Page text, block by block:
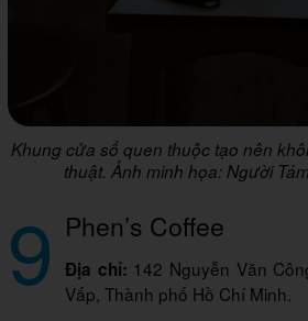
Khung cửa sổ quen thuộc tạo nên
thuật. Ảnh minh họa: Người
9 Phen’s Coffee
Địa chỉ: 142 Nguyễn Văn
Vấp, Thành phố Hồ Chí Minh.